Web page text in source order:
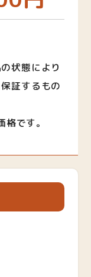
状態により
証するもの
です。